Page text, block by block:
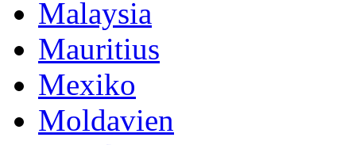
Malaysia
Mauritius
Mexiko
Moldavien